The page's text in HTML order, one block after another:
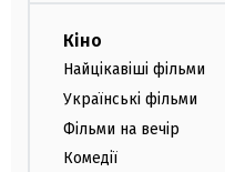
Кіно
Найцікавіші фільми
Українські фільми
Фільми на вечір
Комедії